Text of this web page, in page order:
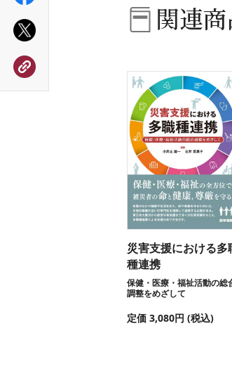
関連
災害支援における多
種連携
保健・医療・福祉活動の総
調整をめざして
定価 3,080円 (税込)